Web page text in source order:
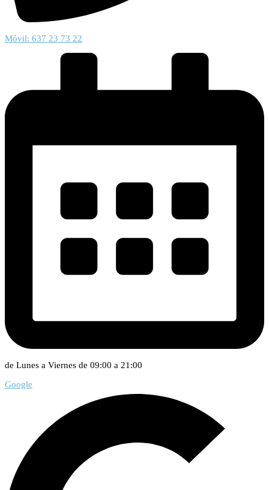
Móvil: 637 23 73 22
de Lunes a Viernes de 09:00 a 21:00
Google